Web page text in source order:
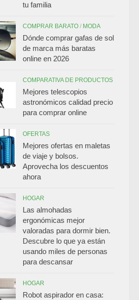
tu familia
COMPRAR BARATO / MODA
Dónde comprar gafas de sol
de marca más baratas
online en 2026
COMPARATIVA DE PRODUCTOS
Mejores telescopios
astronómicos calidad precio
para comprar online
OFERTAS
Mejores ofertas en maletas
de viaje y bolsos.
Aprovecha los descuentos
ahora
HOGAR
Las almohadas
ergonómicas mejor
valoradas para dormir bien.
Descubre lo que ya están
usando miles de personas
para descansar
HOGAR
Robot aspirador en casa: